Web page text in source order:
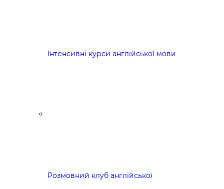
Інтенсивні курси англійської мови
Розмовний клуб англійської